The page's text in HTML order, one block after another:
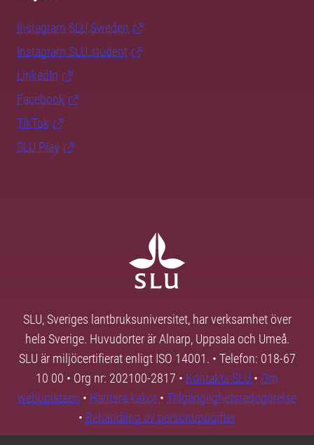
Instagram SLU.Sweden
Instagram SLU.student
LinkedIn
Facebook
TikTok
SLU Play
SLU, Sveriges lantbruksuniversitet, har verksamhet över
hela Sverige. Huvudorter är Alnarp, Uppsala och Umeå.
SLU är miljöcertifierat enligt ISO 14001. • Telefon: 018-67
10 00 • Org nr: 202100-2817 • Kontakta SLU • Om
webbplatsen • Hantera kakor • Tillgänglighetsredogörelse
• Behandling av personuppgifter